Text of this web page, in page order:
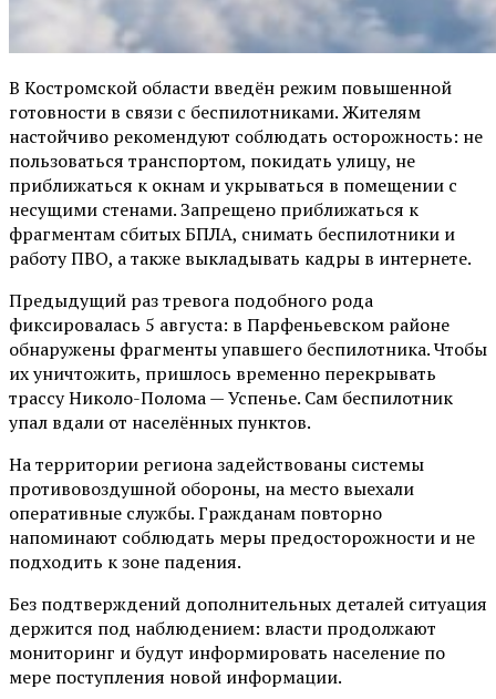
В Костромской области введён режим повышенной
готовности в связи с беспилотниками. Жителям
настойчиво рекомендуют соблюдать осторожность: не
пользоваться транспортом, покидать улицу, не
приближаться к окнам и укрываться в помещении с
несущими стенами. Запрещено приближаться к
фрагментам сбитых БПЛА, снимать беспилотники и
работу ПВО, а также выкладывать кадры в интернете.
Предыдущий раз тревога подобного рода
фиксировалась 5 августа: в Парфеньевском районе
обнаружены фрагменты упавшего беспилотника. Чтобы
их уничтожить, пришлось временно перекрывать
трассу Николо-Полома — Успенье. Сам беспилотник
упал вдали от населённых пунктов.
На территории региона задействованы системы
противовоздушной обороны, на место выехали
оперативные службы. Гражданам повторно
напоминают соблюдать меры предосторожности и не
подходить к зоне падения.
Без подтверждений дополнительных деталей ситуация
держится под наблюдением: власти продолжают
мониторинг и будут информировать население по
мере поступления новой информации.